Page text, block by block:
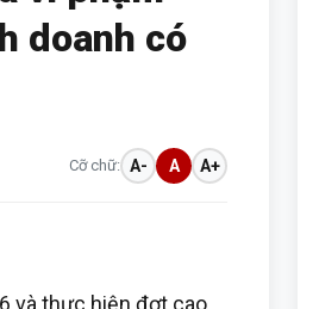
doanh có
Cỡ chữ: A- A A+
và thực hiện đợt cao